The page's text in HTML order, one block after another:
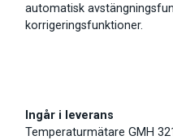
automatisk
korrigeringsfunktioner.
Ingår i leverans
Temperaturmätare GMH